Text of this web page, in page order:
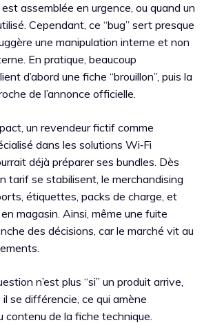
assemblée en urgence, ou quand un
Cependant, ce “bug” sert presque
une manipulation interne et non
En pratique, beaucoup
d’abord une fiche “brouillon”, puis la
de l’annonce officielle.
un revendeur fictif comme
dans les solutions Wi‑Fi
déjà préparer ses bundles. Dès
tarif se stabilisent, le merchandising
étiquettes, packs de charge, et
magasin. Ainsi, même une fuite
des décisions, car le marché vit au
n’est plus “si” un produit arrive,
il se différencie, ce qui amène
contenu de la fiche technique.